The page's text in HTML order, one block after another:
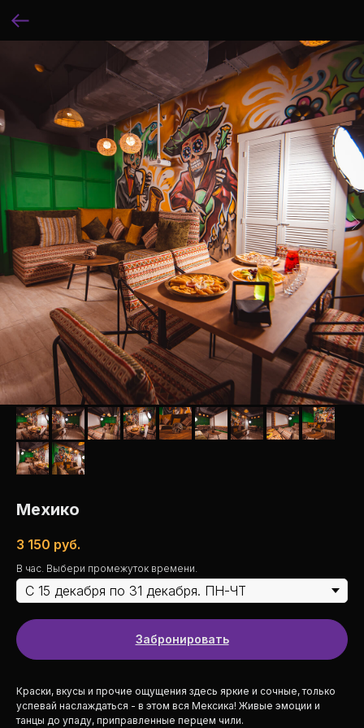
Мехико
3 150 руб.
В час. Выбери промежуток времени.
Забронировать
Краски, вкусы и прочие ощущения здесь яркие и сочные, только
успевай наслаждаться - в этом вся Мексика! Живые эмоции и
танцы до упаду, приправленные перцем чили.